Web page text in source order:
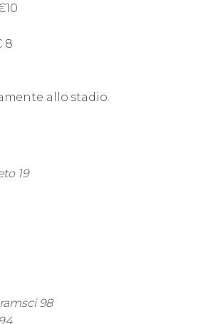
8
allo stadio.
19
98